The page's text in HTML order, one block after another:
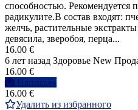
способностью. Рекомендуется
радикулите.В состав входят:
желчь, растительные
девясила, зверобоя, перца...
16.00 €
6 лет назад Здоровье New
16.00 €
Написать
16.00 €
Удалить из избранного